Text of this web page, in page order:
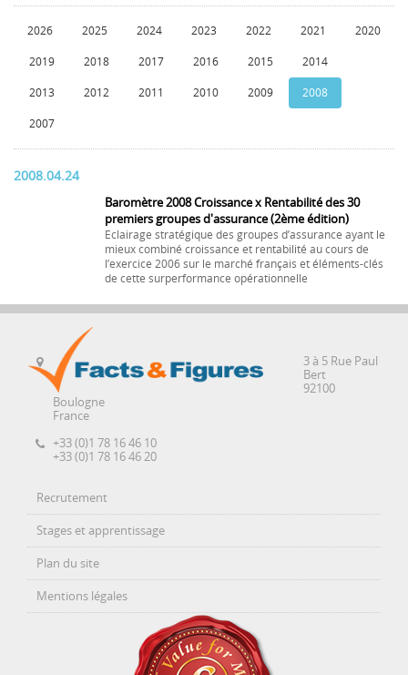
2026 2025 2024 2023 2022 2021 2020
2019 2018 2017 2016 2015 2014
2013 2012 2011 2010 2009 2008
2007
2008.04.24
Baromètre 2008 Croissance x Rentabilité des 30
premiers groupes d'assurance (2ème édition)
Eclairage stratégique des groupes d’assurance ayant le
mieux combiné croissance et rentabilité au cours de
l’exercice 2006 sur le marché français et éléments-clés
de cette surperformance opérationnelle
3 à 5 Rue Paul
Bert
92100
Boulogne
France
+33 (0)1 78 16 46 10
+33 (0)1 78 16 46 20
Recrutement
Stages et apprentissage
Plan du site
Mentions légales